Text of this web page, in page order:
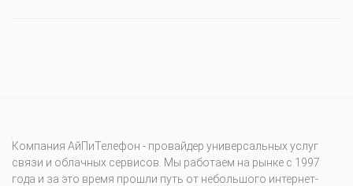
Компания АйПиТелефон - провайдер универсальных услуг
связи и облачных сервисов. Мы работаем на рынке с 1997
года и за это время прошли путь от небольшого интернет-